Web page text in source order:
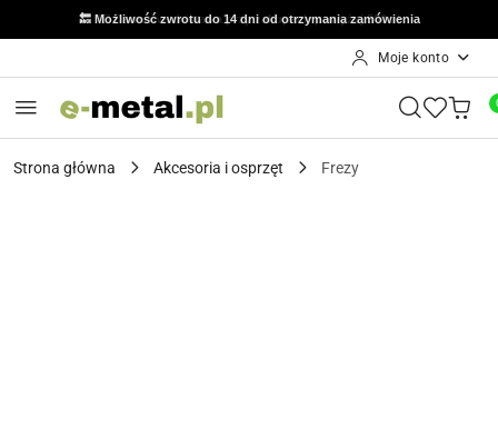
🔙 Możliwość zwrotu do 14 dni od otrzymania zamówienia
Moje konto
Strona główna Akcesoria i osprzęt Frezy